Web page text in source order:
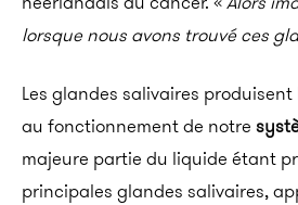
lorsque nous avons trouvé ces
Les glandes salivaires
au fonctionnement de notre
majeure partie du liquide étant
principales glandes salivaires,